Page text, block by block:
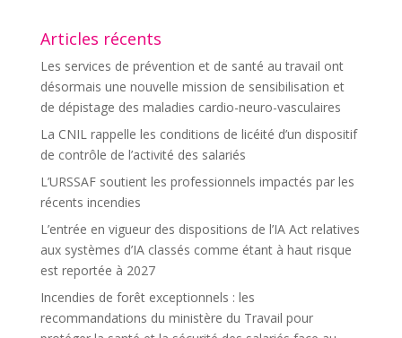
Articles récents
Les services de prévention et de santé au travail ont
désormais une nouvelle mission de sensibilisation et
de dépistage des maladies cardio-neuro-vasculaires
La CNIL rappelle les conditions de licéité d’un dispositif
de contrôle de l’activité des salariés
L’URSSAF soutient les professionnels impactés par les
récents incendies
L’entrée en vigueur des dispositions de l’IA Act relatives
aux systèmes d’IA classés comme étant à haut risque
est reportée à 2027
Incendies de forêt exceptionnels : les
recommandations du ministère du Travail pour